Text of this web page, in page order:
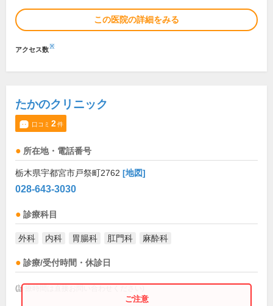
この医院の詳細をみる
アクセス数※
たかのクリニック
口コミ 2件
所在地・電話番号
栃木県宇都宮市戸祭町2762 [地図]
028-643-3030
診療科目
外科 内科 胃腸科 肛門科 麻酔科
診療/受付時間・休診日
(診療時間は直接お問い合わせください)